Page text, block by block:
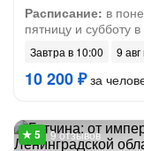
Расписание: в
пятницу и субботу
Завтра в 10:00 9
10 200 ₽за
9 отзывов